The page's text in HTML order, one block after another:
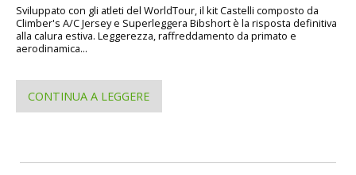
Sviluppato con gli atleti del WorldTour, il kit Castelli composto da
Climber's A/C Jersey e Superleggera Bibshort è la risposta definitiva
alla calura estiva. Leggerezza, raffreddamento da primato e
aerodinamica...
CONTINUA A LEGGERE